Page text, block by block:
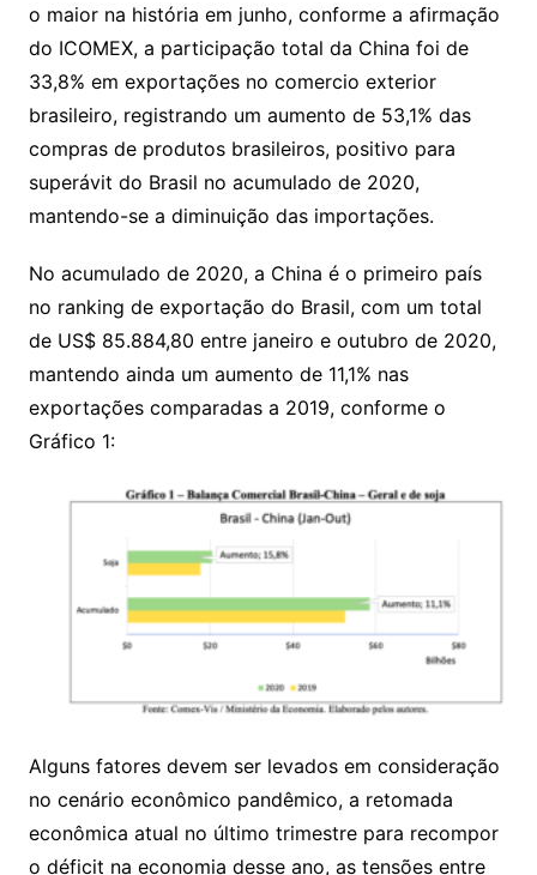
o maior na história em junho, conforme a afirmação
do ICOMEX, a participação total da China foi de
33,8% em exportações no comercio exterior
brasileiro, registrando um aumento de 53,1% das
compras de produtos brasileiros, positivo para
superávit do Brasil no acumulado de 2020,
mantendo-se a diminuição das importações.
No acumulado de 2020, a China é o primeiro país
no ranking de exportação do Brasil, com um total
de US$ 85.884,80 entre janeiro e outubro de 2020,
mantendo ainda um aumento de 11,1% nas
exportações comparadas a 2019, conforme o
Gráfico 1:
Alguns fatores devem ser levados em consideração
no cenário econômico pandêmico, a retomada
econômica atual no último trimestre para recompor
o déficit na economia desse ano, as tensões entre